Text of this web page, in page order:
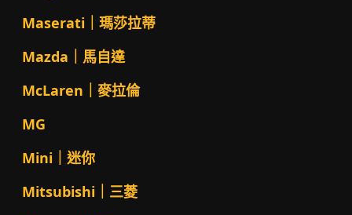
Maserati｜瑪莎拉蒂
Mazda｜馬自達
McLaren｜麥拉倫
MG
Mini｜迷你
Mitsubishi｜三菱